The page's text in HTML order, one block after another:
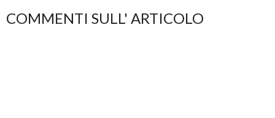
COMMENTI SULL' ARTICOLO